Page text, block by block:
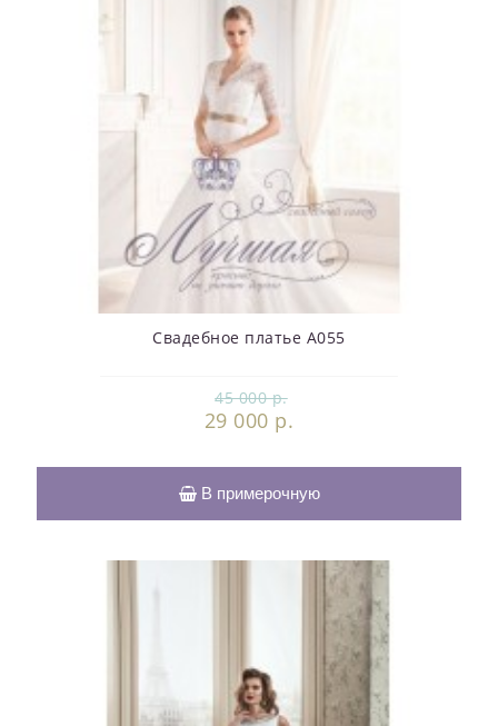
Свадебное платье А055
45 000 р.
29 000 р.
В примерочную